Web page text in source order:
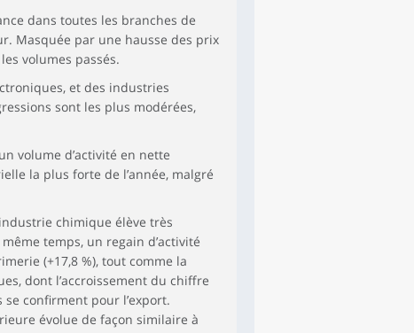
dans toutes les branches de
Masquée par une hausse des prix
volumes passés.
et des industries
sont les plus modérées,
volume d’activité en nette
la plus forte de l’année, malgré
chimique élève très
temps, un regain d’activité
(+17,8 %), tout comme la
dont l’accroissement du chiffre
se confirment pour l’export.
évolue de façon similaire à